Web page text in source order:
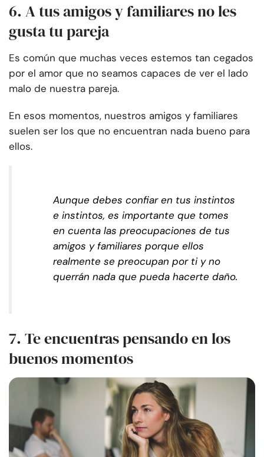
6. A tus amigos y familiares no les
gusta tu pareja
Es común que muchas veces estemos tan cegados
por el amor que no seamos capaces de ver el lado
malo de nuestra pareja.
En esos momentos, nuestros amigos y familiares
suelen ser los que no encuentran nada bueno para
ellos.
Aunque debes confiar en tus instintos
e instintos, es importante que tomes
en cuenta las preocupaciones de tus
amigos y familiares porque ellos
realmente se preocupan por ti y no
querrán nada que pueda hacerte daño.
7. Te encuentras pensando en los
buenos momentos